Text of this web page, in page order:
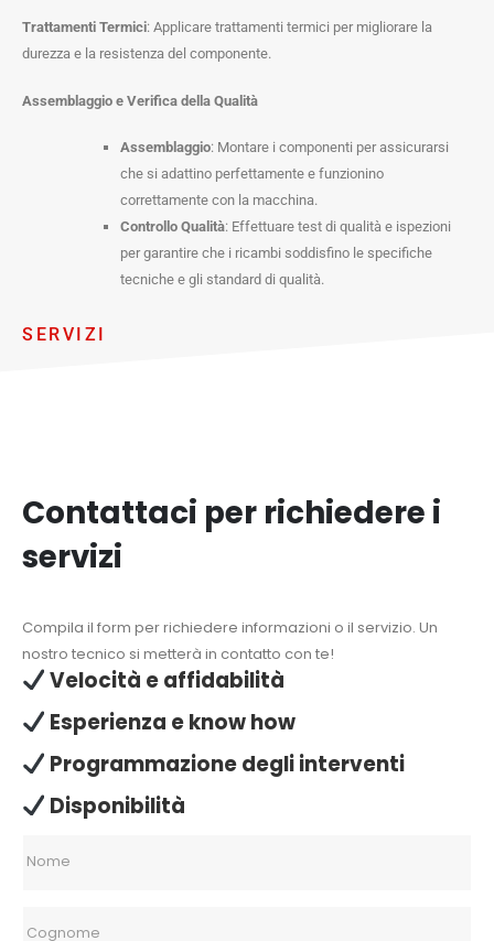
Trattamenti Termici: Applicare trattamenti termici per migliorare la
durezza e la resistenza del componente.
Assemblaggio e Verifica della Qualità
Assemblaggio: Montare i componenti per assicurarsi
che si adattino perfettamente e funzionino
correttamente con la macchina.
Controllo Qualità: Effettuare test di qualità e ispezioni
per garantire che i ricambi soddisfino le specifiche
tecniche e gli standard di qualità.
SERVIZI
Contattaci per richiedere i
servizi
Compila il form per richiedere informazioni o il servizio. Un
nostro tecnico si metterà in contatto con te!
Velocità e affidabilità
Esperienza e know how
Programmazione degli interventi
Disponibilità